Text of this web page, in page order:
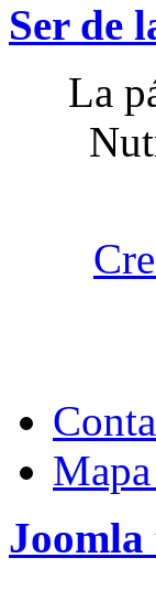
Ser de
La
Joomla